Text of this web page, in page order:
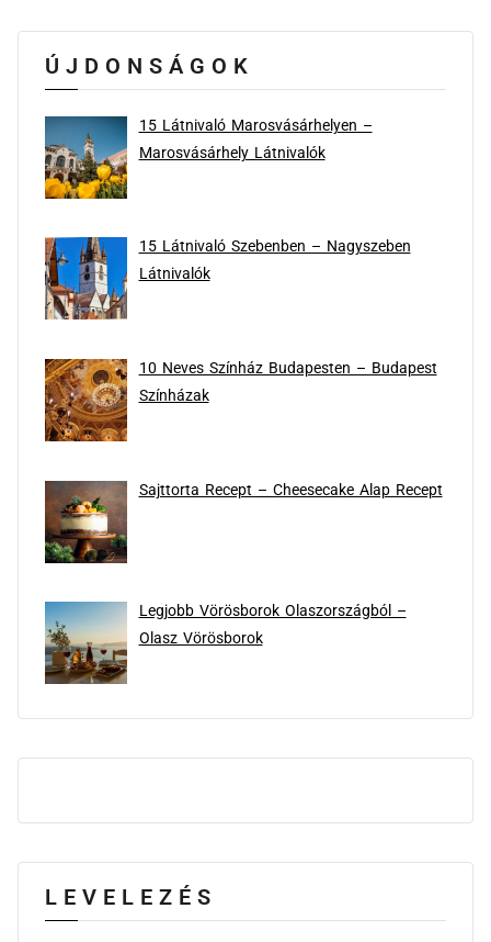
ÚJDONSÁGOK
15 Látnivaló Marosvásárhelyen –
Marosvásárhely Látnivalók
15 Látnivaló Szebenben – Nagyszeben
Látnivalók
10 Neves Színház Budapesten – Budapest
Színházak
Sajttorta Recept – Cheesecake Alap Recept
Legjobb Vörösborok Olaszországból –
Olasz Vörösborok
LEVELEZÉS